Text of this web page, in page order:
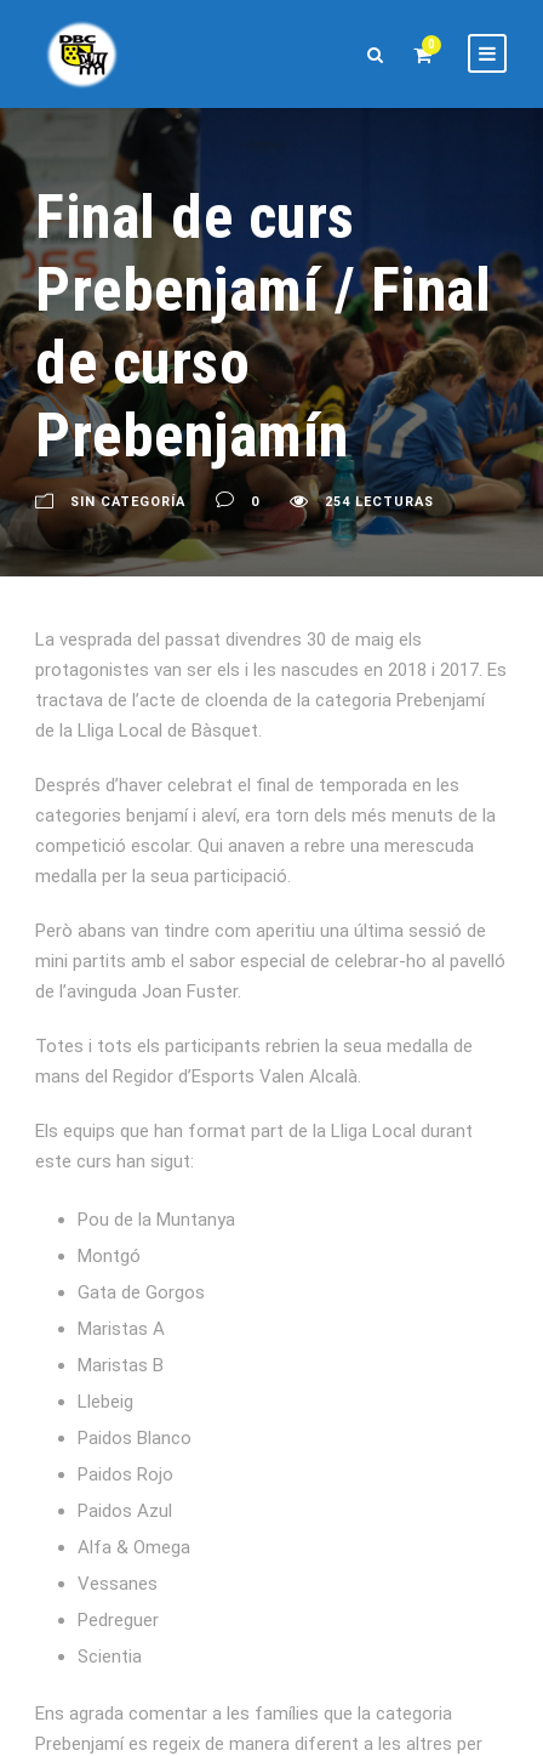
0
Final de curs
Prebenjamí / Final
de curso
Prebenjamín
SIN CATEGORÍA 0 254 LECTURAS
La vesprada del passat divendres 30 de maig els
protagonistes van ser els i les nascudes en 2018 i 2017. Es
tractava de l’acte de cloenda de la categoria Prebenjamí
de la Lliga Local de Bàsquet.
Després d’haver celebrat el final de temporada en les
categories benjamí i aleví, era torn dels més menuts de la
competició escolar. Qui anaven a rebre una merescuda
medalla per la seua participació.
Però abans van tindre com aperitiu una última sessió de
mini partits amb el sabor especial de celebrar-ho al pavelló
de l’avinguda Joan Fuster.
Totes i tots els participants rebrien la seua medalla de
mans del Regidor d’Esports Valen Alcalà.
Els equips que han format part de la Lliga Local durant
este curs han sigut:
Pou de la Muntanya
Montgó
Gata de Gorgos
Maristas A
Maristas B
Llebeig
Paidos Blanco
Paidos Rojo
Paidos Azul
Alfa & Omega
Vessanes
Pedreguer
Scientia
Ens agrada comentar a les famílies que la categoria
Prebenjamí es regeix de manera diferent a les altres per